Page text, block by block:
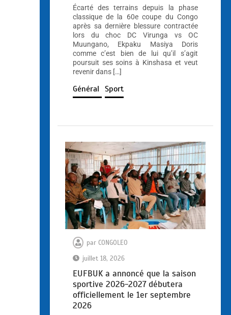
Écarté des terrains depuis la phase
classique de la 60e coupe du Congo
après sa dernière blessure contractée
lors du choc DC Virunga vs OC
Muungano, Ekpaku Masiya Doris
comme c’est bien de lui qu’il s’agit
poursuit ses soins à Kinshasa et veut
revenir dans […]
Général Sport
par CONGOLEO
juillet 18, 2026
EUFBUK a annoncé que la saison
sportive 2026-2027 débutera
officiellement le 1er septembre
2026